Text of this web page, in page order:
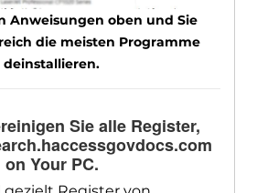
Anweisungen oben und Sie
die meisten Programme
deinstallieren.
Sie alle Register,
on Your PC.